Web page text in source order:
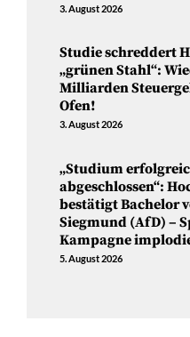
3. August 2026
Studie schreddert
„grünen Stahl“:
Milliarden
Ofen!
3. August 2026
„Studium
abgeschlossen“:
bestätigt Bachelor
Siegmund (AfD) –
Kampagne
5. August 2026